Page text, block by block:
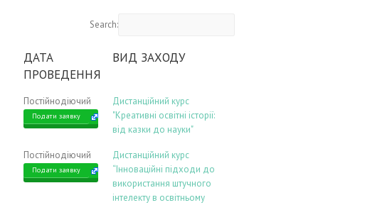
Search:
ДАТА
ПРОВЕДЕННЯ
ВИД ЗАХОДУ
Постійнодіючий
Подати заявку
Дистанційний курс
"Креативні освітні історії:
від казки до науки"
Постійнодіючий
Подати заявку
Дистанційний курс
“Інноваційні підходи до
використання штучного
інтелекту в освітньому